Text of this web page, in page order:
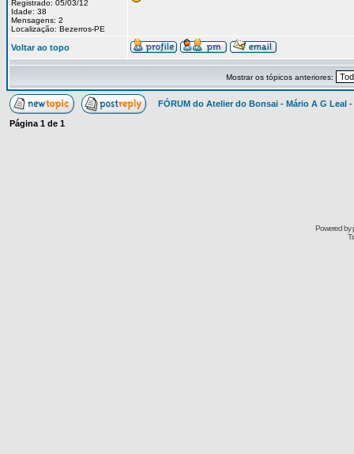
Registrado: 05/03/12
Idade: 38
Mensagens: 2
Localização: Bezerros-PE
Voltar ao topo
Mostrar os tópicos anteriores:
FÓRUM do Atelier do Bonsai - Mário A G Leal
Página 1 de 1
Powered by